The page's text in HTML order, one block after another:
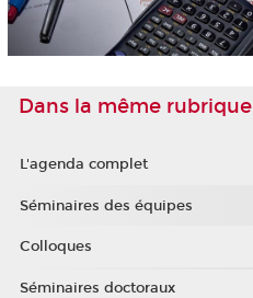
Dans la même rubrique
L'agenda complet
Séminaires des équipes
Colloques
Séminaires doctoraux